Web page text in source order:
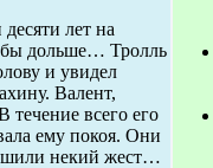
лет на
бы дольше… Тролль
и увидел
Валент,
течение всего его
ему покоя. Они
некий жест…